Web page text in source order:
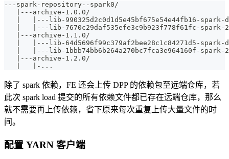
---spark-repository--spark0/
|---archive-1.0.0/
|   |---lib-990325d2c0d1d5e45bf675e54e44fb16-
|   |---lib-7670c29daf535efe3c9b923f778f61fc-spark-
|---archive-1.1.0/
|   |---lib-64d5696f99c379af2bee28c1c84271d5-
|   |---lib-1bbb74bb6b264a270bc7fca3e964160f-spark-
|---archive-1.2.0/
|   |-...
除了 spark 依赖，FE 还会上传 DPP 的依赖包至远端仓库，若
此次 spark load 提交的所有依赖文件都已存在远端仓库，那么
就不需要再上传依赖，省下原来每次重复上传大量文件的时
间。
配置 YARN 客户端